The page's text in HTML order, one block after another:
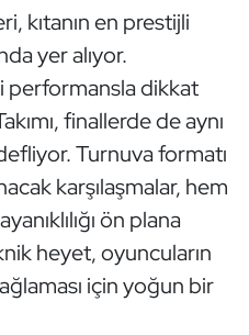
kıtanın en prestijli
yer alıyor.
performansla dikkat
finallerde de aynı
Turnuva formatı
karşılaşmalar, hem
ön plana
heyet, oyuncuların
için yoğun bir